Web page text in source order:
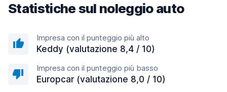
Statistiche sul noleggio auto
Impresa con il punteggio più alto
Keddy (valutazione 8,4 / 10)
Impresa con il punteggio più basso
Europcar (valutazione 8,0 / 10)